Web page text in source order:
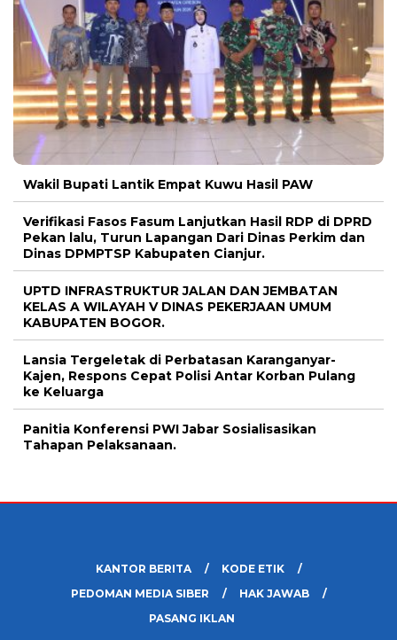
Wakil Bupati Lantik Empat Kuwu Hasil PAW
Verifikasi Fasos Fasum Lanjutkan Hasil RDP di DPRD
Pekan lalu, Turun Lapangan Dari Dinas Perkim dan
Dinas DPMPTSP Kabupaten Cianjur.
UPTD INFRASTRUKTUR JALAN DAN JEMBATAN
KELAS A WILAYAH V DINAS PEKERJAAN UMUM
KABUPATEN BOGOR.
Lansia Tergeletak di Perbatasan Karanganyar-
Kajen, Respons Cepat Polisi Antar Korban Pulang
ke Keluarga
Panitia Konferensi PWI Jabar Sosialisasikan
Tahapan Pelaksanaan.
KANTOR BERITA
KODE ETIK
PEDOMAN MEDIA SIBER
HAK JAWAB
PASANG IKLAN